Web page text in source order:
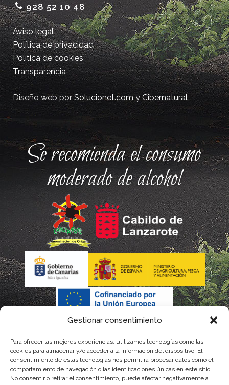
Gestionar consentimiento
Para ofrecer las mejores experiencias, utilizamos tecnologías como las
cookies para almacenar y/o acceder a la información del dispositivo. El
consentimiento de estas tecnologías nos permitirá procesar datos como el
comportamiento de navegación o las identificaciones únicas en este sitio.
No consentir o retirar el consentimiento, puede afectar negativamente a
928 52 10 48
Aviso legal
Política de privacidad
Política de cookies
Transparencia
Diseño web porSolucionet.comyCibernatural
Se recomienda el consumo
moderado de alcohol